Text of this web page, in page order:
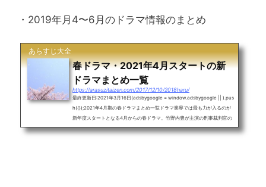
・2019年月4〜6月のドラマ情報のまとめ
あらすじ大全
春ドラマ・2021年4月スタートの新
ドラマまとめ一覧
https://arasuzitaizen.com/2017/12/10/2018haru/
最終更新日:2021年3月16日(adsbygoogle = window.adsbygoogle || ).pus
h({});2021年4月期の春ドラマまとめ一覧ドラマ業界では最も力が入るのが
新年度スタートとなる4月からの春ドラマ。竹野内豊が主演の刑事裁判官の
物語がフジの月9でスタート。木曜日には鈴木亮平が主演の恋愛ドラマ。石